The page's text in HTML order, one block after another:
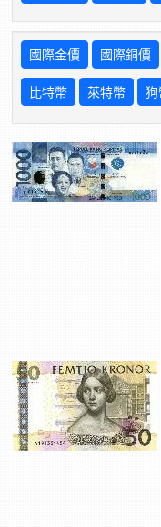
國際金價 國際銅價
比特幣 萊特幣